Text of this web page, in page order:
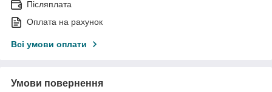
Післяплата
Оплата на рахунок
Всі умови оплати
Умови повернення